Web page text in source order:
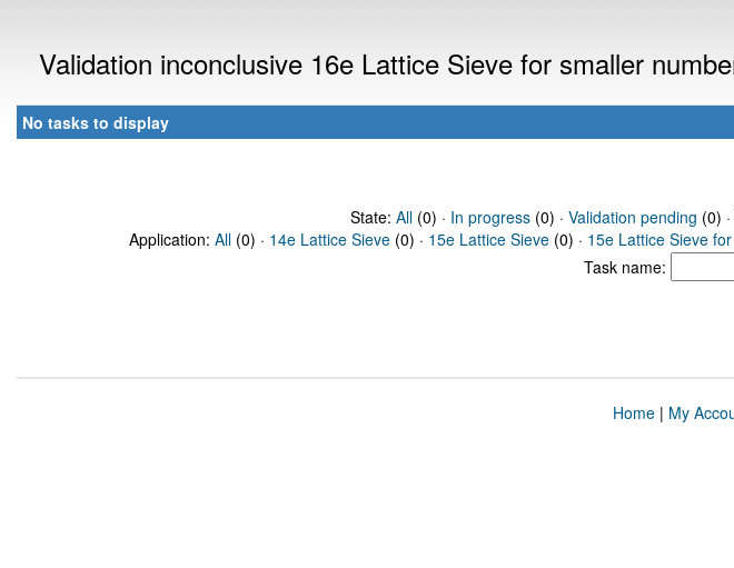
Validation inconclusive 16e Lattice Sieve for smaller
No tasks to display
State: All(0) · In progress(0) · Validation pending (0)
Application: All (0) · 14e Lattice Sieve (0) · 15e Lattice Sieve (0) · 15e Lattice Sieve
Task name:
Home| My